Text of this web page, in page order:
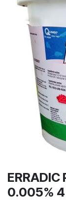
ERRADIC
0.005%